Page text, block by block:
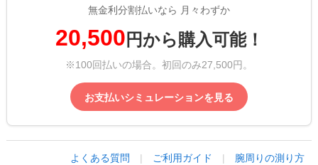
無金利分割払いなら 月々わずか
20,500 円から購入可能！
※100回払いの場合。初回のみ27,500円。
お支払いシミュレーションを見る
よくある質問 | ご利用ガイド | 腕周りの測り方